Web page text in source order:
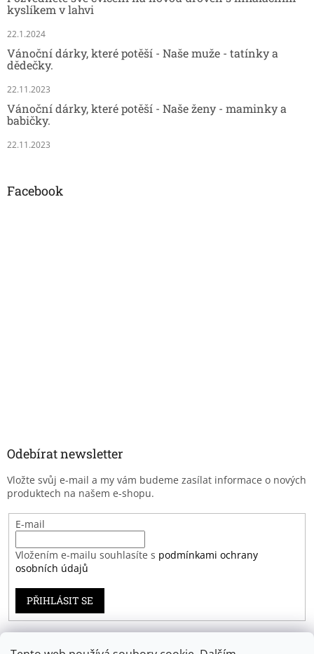
kyslíkem v lahvi
22.1.2024
Vánoční dárky, které potěší - Naše muže - tatínky a
dědečky.
22.11.2023
Vánoční dárky, které potěší - Naše ženy - maminky a
babičky.
22.11.2023
Facebook
Odebírat newsletter
Vložte svůj e-mail a my vám budeme zasílat informace o nových
produktech na našem e-shopu.
E-mail
Vložením e-mailu souhlasíte s podmínkami ochrany
osobních údajů
PŘIHLÁSIT SE